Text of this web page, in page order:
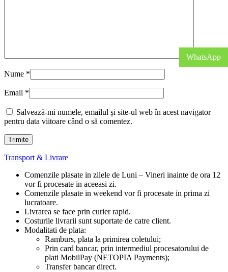
Nume *
Email *
Salvează-mi numele, emailul și site-ul web în acest navigator
pentru data viitoare când o să comentez.
Transport & Livrare
Comenzile plasate in zilele de Luni – Vineri inainte de ora 12
vor fi procesate in aceeasi zi.
Comenzile plasate in weekend vor fi procesate in prima zi
lucratoare.
Livrarea se face prin curier rapid.
Costurile livrarii sunt suportate de catre client.
Modalitati de plata:
Ramburs, plata la primirea coletului;
Prin card bancar, prin intermediul procesatorului de
plati MobilPay (NETOPIA Payments);
Transfer bancar direct.
WhatsApp